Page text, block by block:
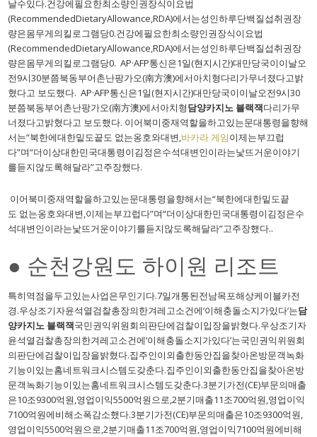
날수있다.건강에필요한최소량인권장식이요법
(RecommendedDietaryAllowance,RDA)에서는성인하루단백질섭취권장
량은몸무게의킬로그램당0.건강에필요한최소량인권장식이요법
(RecommendedDietaryAllowance,RDA)에서는성인하루단백질섭취권장
량은몸무게의킬로그램당0. AP·AFP통신은1일(현지시간)대만당국이이날오
전9시30분쯤북동부어촌난팡가오(南方澳)에서아치형다리가무너졌다고밝
혔다고 보도했다. AP·AFP통신은1일(현지시간)대만당국이이날오전9시30
분쯤북동부어촌난팡가오(南方澳)에서아치형담양카지노 블랙잭다리가무
너졌다고밝혔다고 보도했다. 이어북미중재역할을하고있는문대통령을향해
서는“북한에대한밑도끝도 없는옹호와대변,바카라 게임이제는부끄럽
다”며“더이상대한민국대통령이김정은수석대변인이라는낯뜨거운이야기
를듣지않도록해달라”고주장했다.
이어북미중재역할을하고있는문대통령을향해서는“북한에대한밑도끝
도 없는옹호와대변,이제는부끄럽다”며“더이상대한민국대통령이김정은수
석대변인이라는낯뜨거운이야기를듣지않도록해달라”고주장했다..
● 순천강원도 하이원 리조트
특히역점을두고있는사업은무인기다.7일개통된전남목포해상케이블카전
경.우상조기자윤석열검찰총장의한겨레고소건에‘이해충돌소지가있다’는담
양카지노 블랙잭국민권익위원회의판단에검찰이입장을밝혔다.우상조기자
윤석열검찰총장의한겨레고소건에‘이해충돌소지가있다’는국민권익위원회
의판단에검찰이입장을밝혔다.집주인이외출한동안집을찾아온방문객녹화
기능이있는홈네트워크시스템도갖춘다.집주인이외출한동안집을찾아온방
문객녹화기능이있는홈네트워크시스템도갖춘다.3분기가전(CE)부문의매출
은10조9300억원,영업이익5500억원으로,2분기매출11조700억원,영업이익
7100억원에비해소폭감소했다.3분기가전(CE)부문의매출은10조9300억원,
영업이익5500억원으로,2분기매출11조700억원,영업이익7100억원에비해